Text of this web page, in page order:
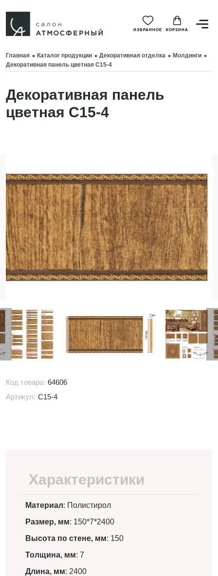
ИЗБРАННОЕ КОРЗИНА
Главная Каталог продукции Декоративная отделка
Молдинги
Декоративная панель цветная C15-4
Декоративная панель
цветная C15-4
Код товара: 64606
Артикул: C15-4
Характеристики
Материал: Полистирол
Размер, мм: 150*7*2400
Высота по стене, мм: 150
Толщина, мм: 7
Длина, мм: 2400